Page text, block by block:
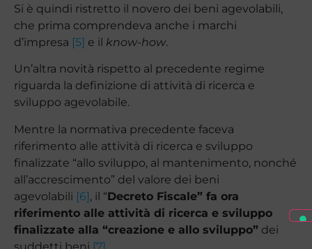
Si è quindi ristretto il novero dei beni agevolabili,
che prima comprendeva anche i marchi
d’impresa [5] e il know-how.
Un’altra novità rispetto al precedente regime
riguarda la definizione di attività di ricerca e
sviluppo agevolabile.
Mentre la normativa precedente faceva
riferimento alle attività di ricerca e sviluppo
finalizzate “allo sviluppo, al mantenimento, nonché
all’accrescimento” del valore dei beni
agevolabili [6], il “Decreto Fiscale” fa ora
riferimento alle attività di ricerca e sviluppo
finalizzate alla “creazione e allo sviluppo” dei
suddetti beni [7].